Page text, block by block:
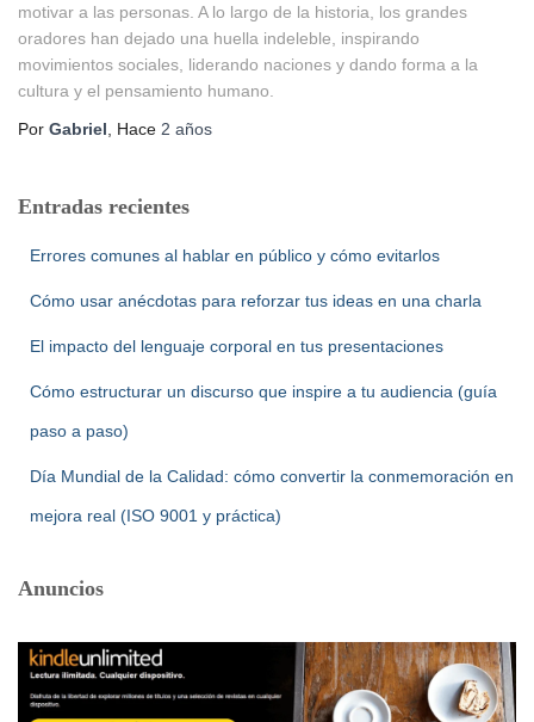
motivar a las personas. A lo largo de la historia, los grandes
oradores han dejado una huella indeleble, inspirando
movimientos sociales, liderando naciones y dando forma a la
cultura y el pensamiento humano.
Por Gabriel , Hace 2 años
Entradas recientes
Errores comunes al hablar en público y cómo evitarlos
Cómo usar anécdotas para reforzar tus ideas en una charla
El impacto del lenguaje corporal en tus presentaciones
Cómo estructurar un discurso que inspire a tu audiencia (guía
paso a paso)
Día Mundial de la Calidad: cómo convertir la conmemoración en
mejora real (ISO 9001 y práctica)
Anuncios